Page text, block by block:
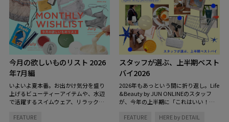
今月の欲しいものリスト 2026
年7月編
いよいよ夏本番。お出かけ気分を盛り
上げるビューティーアイテムや、水辺
で活躍するスイムウェア、リラックス
と心地よく、自分らしく過ごすための
FEATURE
スタッフが選ぶ、上半期ベスト
バイ2026
2026年もあっという間に折り返し。Life
&Beauty by JUN ONLINEのスタッフ
が、今年の上半期に「これはいい！」
しました。
FEATURE HERE by DETAIL